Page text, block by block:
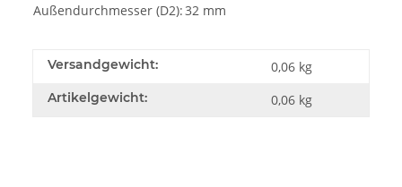
Außendurchmesser (D2):32 mm
Versandgewicht: 0,06 kg
Artikelgewicht: 0,06 kg